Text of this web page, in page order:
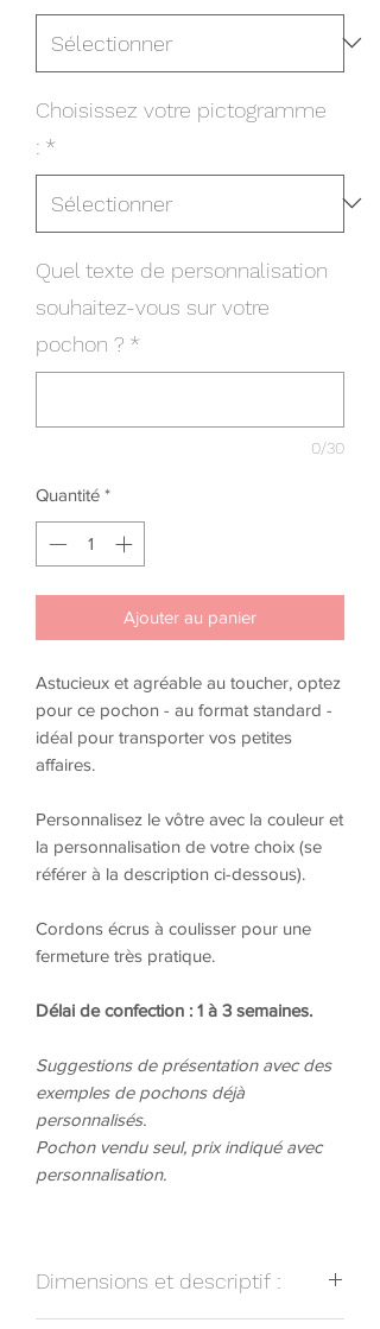
Choisissez votre pictogramme
: *
Quel texte de personnalisation
souhaitez-vous sur votre
pochon ? *
0/30
Quantité *
Ajouter au panier
Astucieux et agréable au toucher, optez
pour ce pochon - au format standard -
idéal pour transporter vos petites
affaires.
Personnalisez le vôtre avec la couleur et
la personnalisation de votre choix (se
référer à la description ci-dessous).
Cordons écrus à coulisser pour une
fermeture très pratique.
Délai de confection : 1 à 3 semaines.
Suggestions de présentation avec des
exemples de pochons déjà
personnalisés.
Pochon vendu seul, prix indiqué avec
personnalisation.
Dimensions et descriptif :